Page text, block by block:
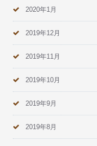
2020年1月
2019年12月
2019年11月
2019年10月
2019年9月
2019年8月